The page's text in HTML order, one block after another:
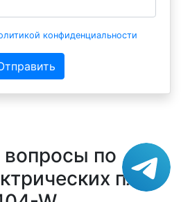
конфиденциальности
по
плит